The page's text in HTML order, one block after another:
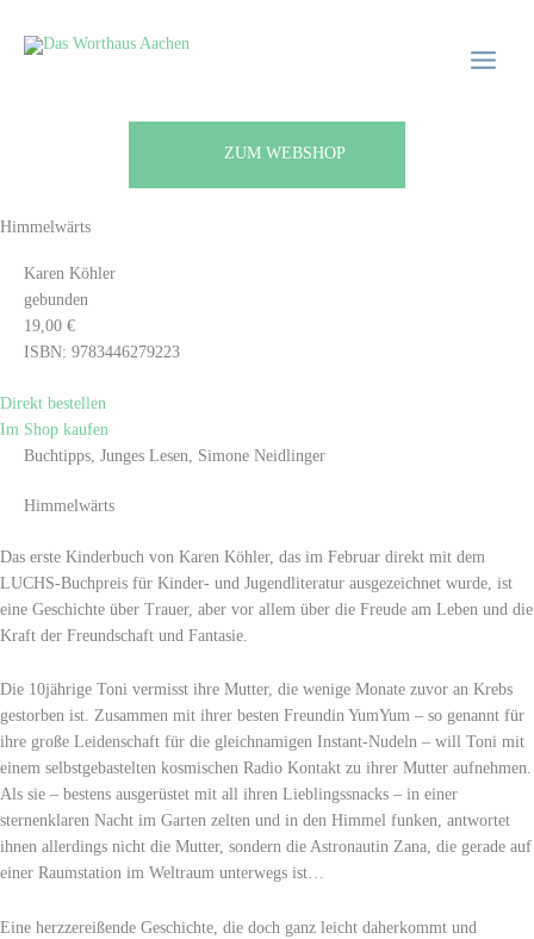
Inhalt
Menu
ZUM WEBSHOP
Himmelwärts
Karen Köhler
gebunden
19,00 €
ISBN: 9783446279223
Direkt bestellen
Im Shop kaufen
Buchtipps, Junges Lesen, Simone Neidlinger
Himmelwärts
Das erste Kinderbuch von Karen Köhler, das im Februar direkt mit dem
LUCHS-Buchpreis für Kinder- und Jugendliteratur ausgezeichnet wurde, ist
eine Geschichte über Trauer, aber vor allem über die Freude am Leben und die
Kraft der Freundschaft und Fantasie.
Die 10jährige Toni vermisst ihre Mutter, die wenige Monate zuvor an Krebs
gestorben ist. Zusammen mit ihrer besten Freundin YumYum – so genannt für
ihre große Leidenschaft für die gleichnamigen Instant-Nudeln – will Toni mit
einem selbstgebastelten kosmischen Radio Kontakt zu ihrer Mutter aufnehmen.
Als sie – bestens ausgerüstet mit all ihren Lieblingssnacks – in einer
sternenklaren Nacht im Garten zelten und in den Himmel funken, antwortet
ihnen allerdings nicht die Mutter, sondern die Astronautin Zana, die gerade auf
einer Raumstation im Weltraum unterwegs ist…
Eine herzzereißende Geschichte, die doch ganz leicht daherkommt und
Menu